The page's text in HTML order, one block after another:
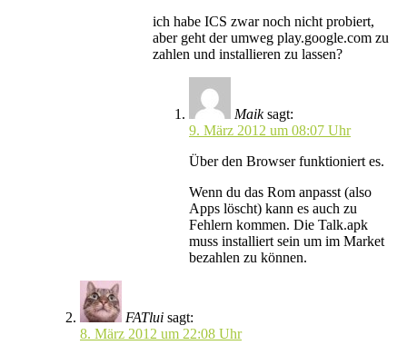
ich habe ICS zwar noch nicht probiert,
aber geht der umweg play.google.com zu
zahlen und installieren zu lassen?
Maik sagt:
9. März 2012 um 08:07 Uhr
Über den Browser funktioniert es.
Wenn du das Rom anpasst (also
Apps löscht) kann es auch zu
Fehlern kommen. Die Talk.apk
muss installiert sein um im Market
bezahlen zu können.
FATlui sagt:
8. März 2012 um 22:08 Uhr